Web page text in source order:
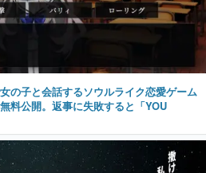
の子と会話するソウルライク恋愛ゲーム
料公開。返事に失敗すると「YOU